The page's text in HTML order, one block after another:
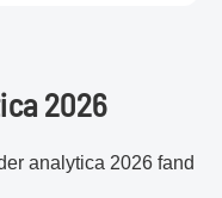
2026
analytica 2026 fand